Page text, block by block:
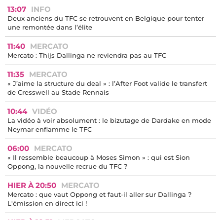
13:07 INFO
Deux anciens du TFC se retrouvent en Belgique pour tenter
une remontée dans l’élite
11:40 MERCATO
Mercato : Thijs Dallinga ne reviendra pas au TFC
11:35 MERCATO
« J’aime la structure du deal » : l’After Foot valide le transfert
de Cresswell au Stade Rennais
10:44 VIDÉO
La vidéo à voir absolument : le bizutage de Dardake en mode
Neymar enflamme le TFC
06:00 MERCATO
« Il ressemble beaucoup à Moses Simon » : qui est Sion
Oppong, la nouvelle recrue du TFC ?
HIER À 20:50 MERCATO
Mercato : que vaut Oppong et faut-il aller sur Dallinga ?
L'émission en direct ici !